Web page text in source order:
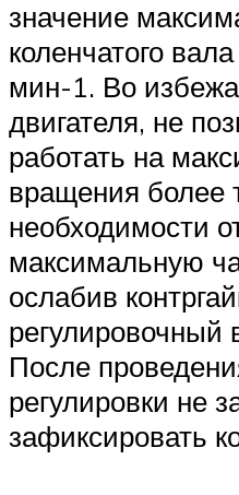
значение
коленчатого
мин-1. Во
двигателя, не
работать на
вращения более
необходимости
максимальную
ослабив
регулировочный
После
регулировки не
зафиксировать